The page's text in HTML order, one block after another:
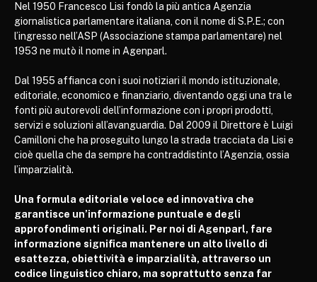
Nel 1950 Francesco Lisi fondò la più antica Agenzia
giornalistica parlamentare italiana, con il nome di S.P.E.; con
l’ingresso nell’ASP (Associazione stampa parlamentare) nel
1953 ne mutò il nome in Agenparl.
Dal 1955 affianca con i suoi notiziari il mondo istituzionale,
editoriale, economico e finanziario, diventando oggi una tra le
fonti più autorevoli dell’informazione con i propri prodotti,
servizi e soluzioni all’avanguardia. Dal 2009 il Direttore è Luigi
Camilloni che ha proseguito lungo la strada tracciata da Lisi e
cioè quella che da sempre ha contraddistinto l’Agenzia, ossia
l’imparzialità.
Una formula editoriale veloce ed innovativa che
garantisce un’informazione puntuale e degli
approfondimenti originali. Per noi di Agenparl, fare
informazione significa mantenere un alto livello di
esattezza, obiettività e imparzialità, attraverso un
codice linguistico chiaro, ma soprattutto senza far